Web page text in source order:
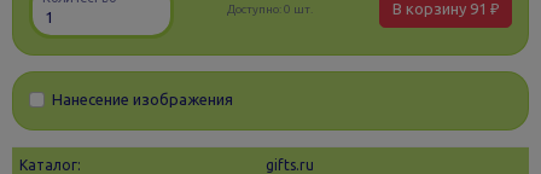
Доступно:0 шт. В корзину 91 ₽
Нанесение изображения
Каталог: gifts.ru